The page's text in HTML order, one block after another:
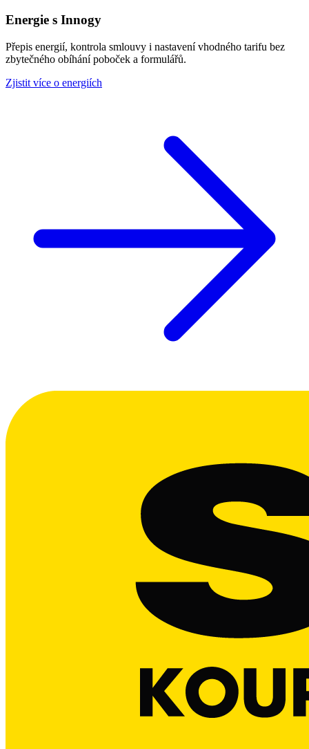
Energie s Innogy
Přepis energií, kontrola smlouvy i nastavení vhodného tarifu bez
zbytečného obíhání poboček a formulářů.
Zjistit více o energiích